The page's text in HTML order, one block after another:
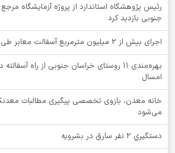
رئیس پژوهشگاه استاندارد از پروژه آزمایشگاه
جنوبی بازدید کرد
اجرای بیش از ۲ میلیون مترمربع آسفالت معابر طی چهار سال گذشته
بهره‌مندی ۱۱ روستای خراسان جنوبی از راه
امسال
خانه معدن، بازوی تخصصی پیگیری مطالبات
می‌شود
دستگيري 2 نفر سارق در بشرويه